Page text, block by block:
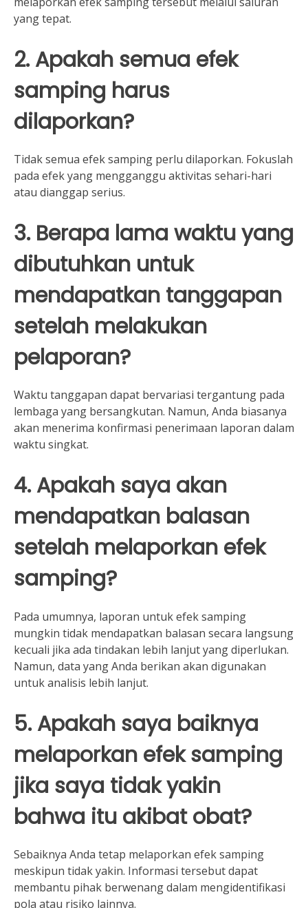
yang tepat.
2. Apakah semua efek
samping harus
dilaporkan?
Tidak semua efek samping perlu dilaporkan. Fokuslah
pada efek yang mengganggu aktivitas sehari-hari
atau dianggap serius.
3. Berapa lama waktu yang
dibutuhkan untuk
mendapatkan tanggapan
setelah melakukan
pelaporan?
Waktu tanggapan dapat bervariasi tergantung pada
lembaga yang bersangkutan. Namun, Anda biasanya
akan menerima konfirmasi penerimaan laporan dalam
waktu singkat.
4. Apakah saya akan
mendapatkan balasan
setelah melaporkan efek
samping?
Pada umumnya, laporan untuk efek samping
mungkin tidak mendapatkan balasan secara langsung
kecuali jika ada tindakan lebih lanjut yang diperlukan.
Namun, data yang Anda berikan akan digunakan
untuk analisis lebih lanjut.
5. Apakah saya baiknya
melaporkan efek samping
jika saya tidak yakin
bahwa itu akibat obat?
Sebaiknya Anda tetap melaporkan efek samping
meskipun tidak yakin. Informasi tersebut dapat
membantu pihak berwenang dalam mengidentifikasi
pola atau risiko lainnya.